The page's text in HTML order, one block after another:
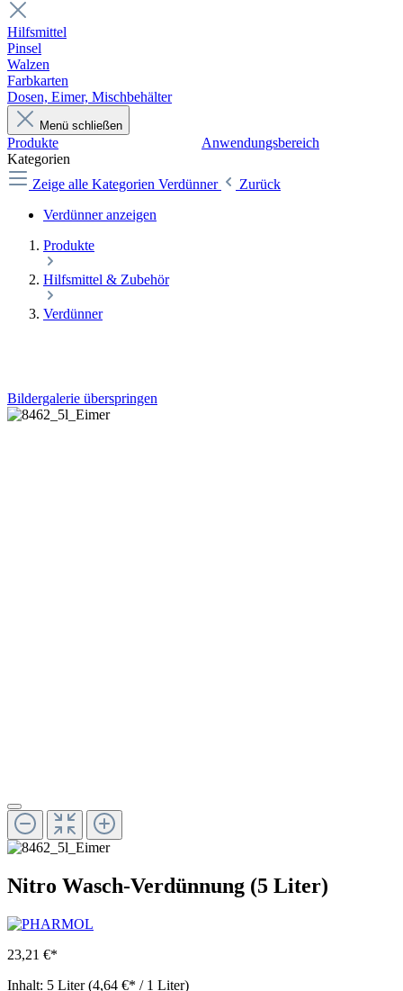
Hilfsmittel
Pinsel
Walzen
Farbkarten
Dosen, Eimer, Mischbehälter
Menü schließen
Produkte
Anwendungsbereich
Kategorien
Zeige alle Kategorien Verdünner
Zurück
Verdünner anzeigen
Produkte
Hilfsmittel & Zubehör
Verdünner
Bildergalerie überspringen
Nitro Wasch-Verdünnung (5 Liter)
23,21 €*
Inhalt: 5 Liter(4,64 €* / 1 Liter)